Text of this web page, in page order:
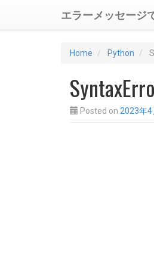
エラーメッセージ
Home Python
Posted on 2023年4